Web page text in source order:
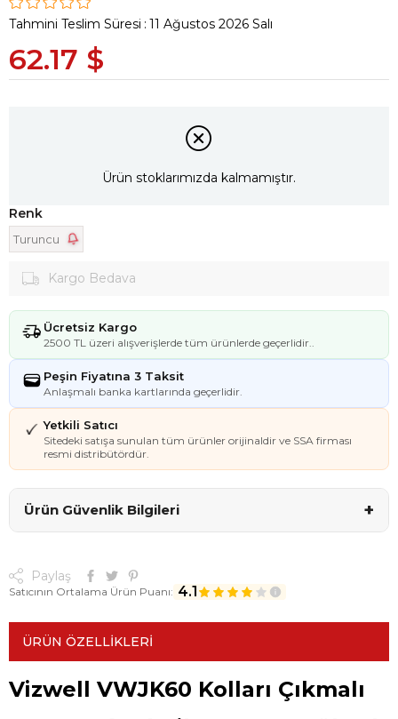
Tahmini Teslim Süresi : 11 Ağustos 2026 Salı
62.17 $
Ürün stoklarımızda kalmamıştır.
Renk
Turuncu
Kargo Bedava
Ücretsiz Kargo
2500 TL üzeri alışverişlerde tüm ürünlerde geçerlidir..
Peşin Fiyatına 3 Taksit
Anlaşmalı banka kartlarında geçerlidir.
Yetkili Satıcı
Sitedeki satışa sunulan tüm ürünler orijinaldir ve SSA firması
resmi distribütördür.
Ürün Güvenlik Bilgileri +
Paylaş
Satıcının Ortalama Ürün Puanı: 4.1
ÜRÜN ÖZELLIKLERI
Vizwell VWJK60 Kolları Çıkmalı